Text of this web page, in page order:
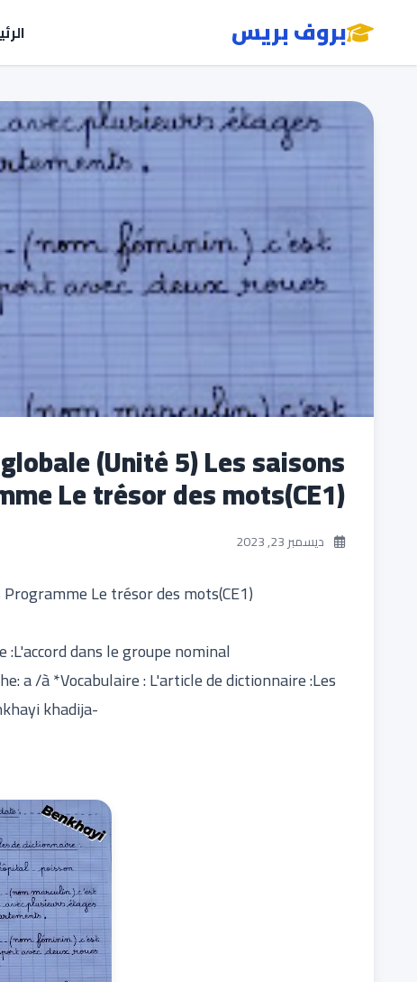
بروف بريس
(Unité 5) Les saisons
Le trésor des mots(CE1)
ديسمبر 23, 2023
Le trésor des mots(CE1)
dans le groupe nominal
a /à *Vocabulaire : L'article de dictionnaire :Les
khadija-